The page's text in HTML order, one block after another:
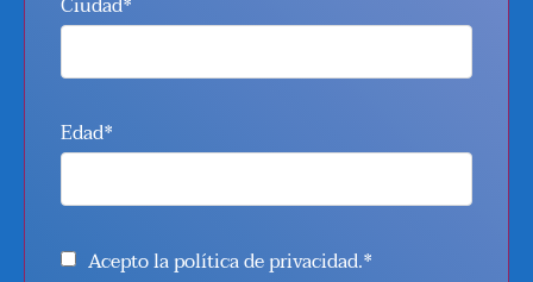
Edad*
Acepto la política de privacidad.*